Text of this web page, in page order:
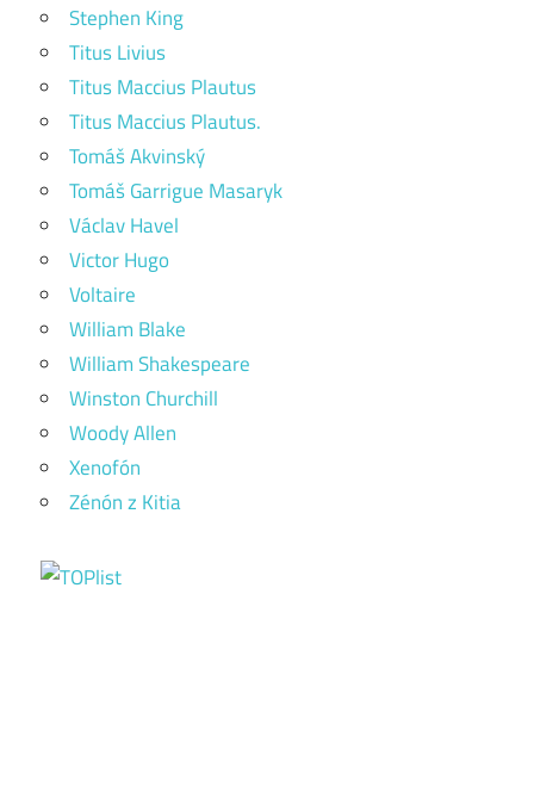
Stephen King
Titus Livius
Titus Maccius Plautus
Titus Maccius Plautus.
Tomáš Akvinský
Tomáš Garrigue Masaryk
Václav Havel
Victor Hugo
Voltaire
William Blake
William Shakespeare
Winston Churchill
Woody Allen
Xenofón
Zénón z Kitia